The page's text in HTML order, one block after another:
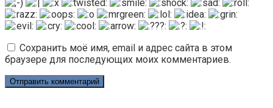
Сохранить моё имя, email и адрес сайта в этом
браузере для последующих моих комментариев.